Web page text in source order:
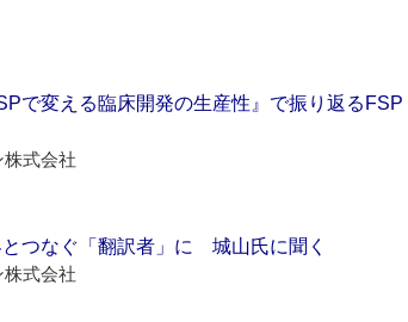
で変える臨床開発の生産性』で振り返るFSP
式会社
とつなぐ「翻訳者」に 城山氏に聞く
式会社